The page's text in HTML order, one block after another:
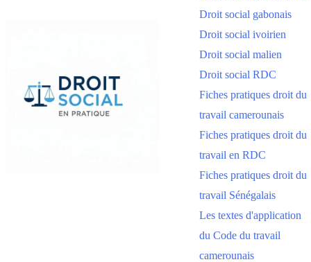
Droit social gabonais
Droit social ivoirien
Droit social malien
Droit social RDC
Fiches pratiques droit du
travail camerounais
Fiches pratiques droit du
travail en RDC
Fiches pratiques droit du
travail Sénégalais
Les textes d'application
du Code du travail
camerounais